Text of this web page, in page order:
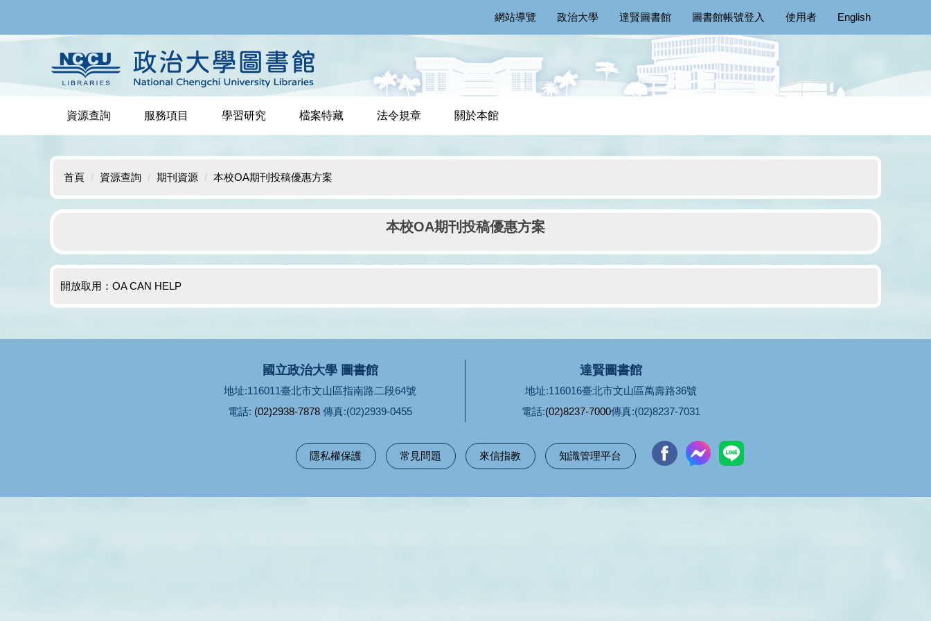
主
容
網站導覽 政治大學 達賢圖書館 圖書館帳號登入 使用者 English
資源查詢 服務項目 學習研究 檔案特藏 法令規章 關於本館
首頁 資源查詢 期刊資源 本校OA期刊投稿優惠方案
本校OA期刊投稿優惠方案
開放取用：OA CAN HELP
國立政治大學 圖書館
地址:116011臺北市文山區指南路二段64號
電話: (02)2938-7878 傳真:(02)2939-0455
達賢圖書館
地址:116016臺北市文山區萬壽路36號
電話:(02)8237-7000傳真:(02)8237-7031
隱私權保護 常見問題 來信指教 知識管理平台